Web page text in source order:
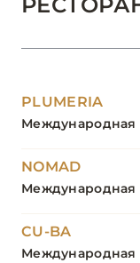
PLUMERIA
Международная
NOMAD
Международная
CU-BA
Международная